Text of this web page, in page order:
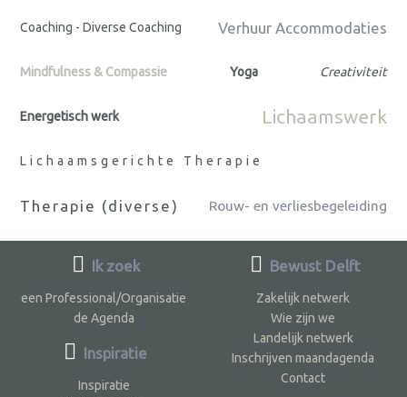
Coaching - Diverse Coaching Verhuur Accommodaties
Mindfulness & Compassie Yoga Creativiteit
Energetisch werk Lichaamswerk
Lichaamsgerichte Therapie
Therapie (diverse) Rouw- en verliesbegeleiding
Ik zoek
een Professional/Organisatie
de Agenda
Inspiratie
Inspiratie
Bewust Delft
Zakelijk netwerk
Wie zijn we
Landelijk netwerk
Inschrijven maandagenda
Contact